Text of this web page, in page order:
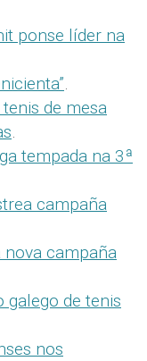
ponse líder na
.
de mesa
.
tempada na 3ª
campaña
campaña
galego de tenis
nos